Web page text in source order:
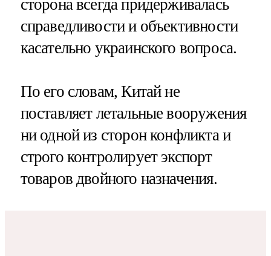
сторона всегда придерживалась
справедливости и объективности
касательно украинского вопроса.
По его словам, Китай не
поставляет летальные вооружения
ни одной из сторон конфликта и
строго контролирует экспорт
товаров двойного назначения.